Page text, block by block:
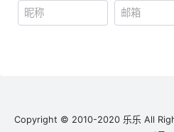
Copyright © 2010-2020 乐乐 All